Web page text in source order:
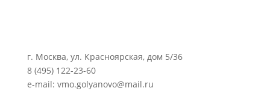
г. Москва, ул. Красноярская, дом 5/36
8 (495) 122-23-60
e-mail: vmo.golyanovo@mail.ru